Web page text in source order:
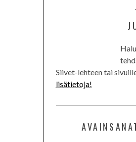
Siivet-lehteen tai
lisätietoja!